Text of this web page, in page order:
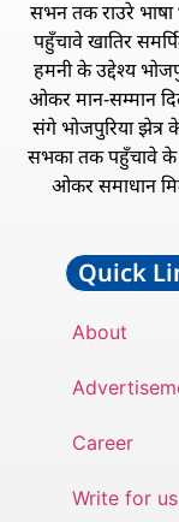
सभन तक राउरे भाषा
पहुँचावे खातिर
हमनी के उद्देश्य
ओकर मान-सम्मान
संगे भोजपुरिया झेत्र
सभका तक पहुँचावे के
ओकर समाधान
Quick
About
Career
Write for us